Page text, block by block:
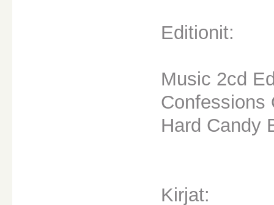
Editionit:
Music 2cd
Confessions
Hard Candy
Kirjat: